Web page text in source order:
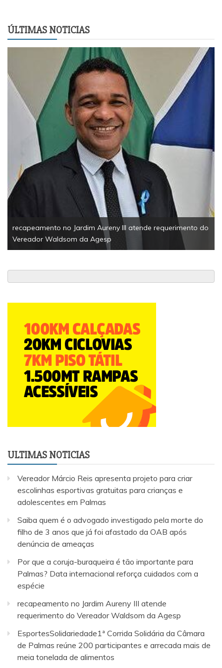
ÚLTIMAS NOTICIAS
recapeamento no Jardim Aureny III atende requerimento do
Vereador Waldsom da Agesp
ULTIMAS NOTICIAS
Vereador Márcio Reis apresenta projeto para criar
escolinhas esportivas gratuitas para crianças e
adolescentes em Palmas
Saiba quem é o advogado investigado pela morte do
filho de 3 anos que já foi afastado da OAB após
denúncia de ameaças
Por que a coruja-buraqueira é tão importante para
Palmas? Data internacional reforça cuidados com a
espécie
recapeamento no Jardim Aureny III atende
requerimento do Vereador Waldsom da Agesp
EsportesSolidariedade1ª Corrida Solidária da Câmara
de Palmas reúne 200 participantes e arrecada mais de
meia tonelada de alimentos